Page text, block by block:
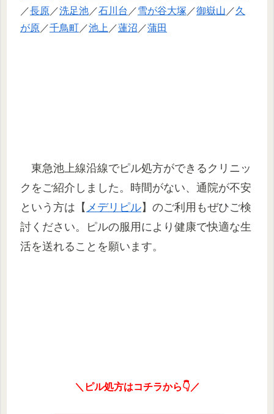
／長原 ／洗足池 ／石川台 ／雪が谷大塚 ／御嶽山 ／久
が原 ／千鳥町 ／池上 ／蓮沼 ／蒲田
東急池上線沿線でピル処方ができるクリニッ
クをご紹介しました。時間がない、通院が不安
という方は【 メデリピル】 のご利用もぜひご検
討ください。ピルの服用により健康で快適な生
活を送れることを願います。
＼ピル処方はコチラから👇／